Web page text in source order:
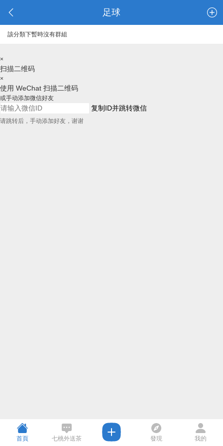
足球
該分類下暫時沒有群組
×
扫描二维码
×
使用 WeChat 扫描二维码
或手动添加微信好友
复制ID并跳转微信
请跳转后，手动添加好友，谢谢
首頁 七桃外送茶 發現 我的